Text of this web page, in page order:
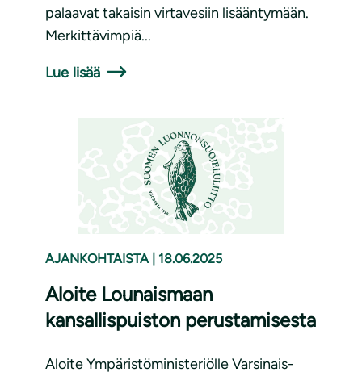
palaavat takaisin virtavesiin lisääntymään.
Merkittävimpiä...
Lue lisää
AJANKOHTAISTA 18.06.2025
Aloite Lounaismaan
kansallispuiston perustamisesta
Aloite Ympäristöministeriölle Varsinais-